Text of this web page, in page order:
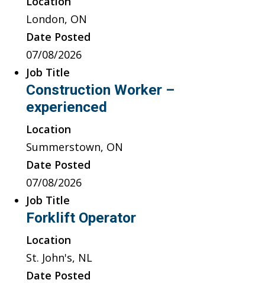
London, ON
Date Posted
07/08/2026
Job Title
Construction Worker –
experienced
Location
Summerstown, ON
Date Posted
07/08/2026
Job Title
Forklift Operator
Location
St. John's, NL
Date Posted